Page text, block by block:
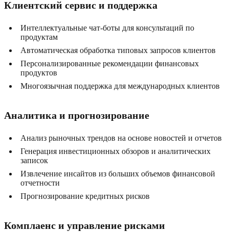
Клиентский сервис и поддержка
Интеллектуальные чат-боты для консультаций по
продуктам
Автоматическая обработка типовых запросов клиентов
Персонализированные рекомендации финансовых
продуктов
Многоязычная поддержка для международных клиентов
Аналитика и прогнозирование
Анализ рыночных трендов на основе новостей и отчетов
Генерация инвестиционных обзоров и аналитических
записок
Извлечение инсайтов из больших объемов финансовой
отчетности
Прогнозирование кредитных рисков
Комплаенс и управление рисками